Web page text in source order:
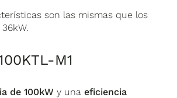
son las mismas que los
M1
de 100kW y unaeficiencia